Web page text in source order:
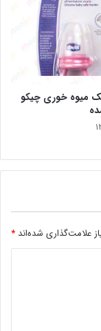
میوه خوری چیکو
علامت‌گذاری شده‌اند *